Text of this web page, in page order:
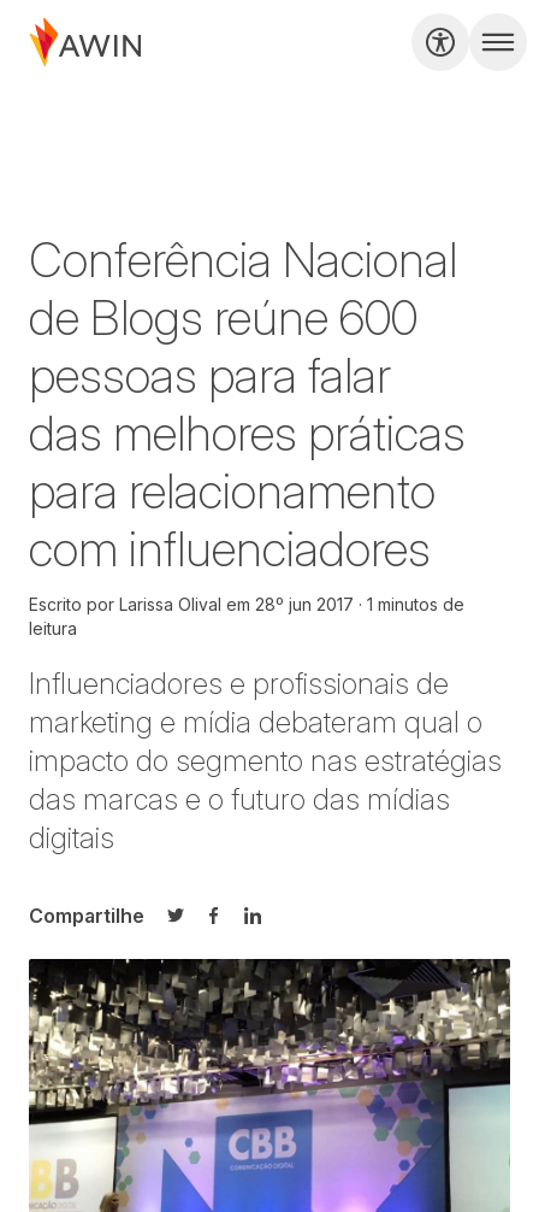
Conferência Nacional
de Blogs reúne 600
pessoas para falar
das melhores práticas
para relacionamento
com influenciadores
Escrito por Larissa Olival em 28º jun 2017
1 minutos de
leitura
Influenciadores e profissionais de
marketing e mídia debateram qual o
impacto do segmento nas estratégias
das marcas e o futuro das mídias
digitais
Compartilhe
Compartilhar no Twitter
Compartilhar no Facebook
Compartilhar no LinkedIn